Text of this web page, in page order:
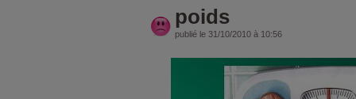
poids
publié le 31/10/2010 à 10:56